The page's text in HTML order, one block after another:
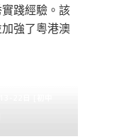
踐經驗。該
強了粵港澳